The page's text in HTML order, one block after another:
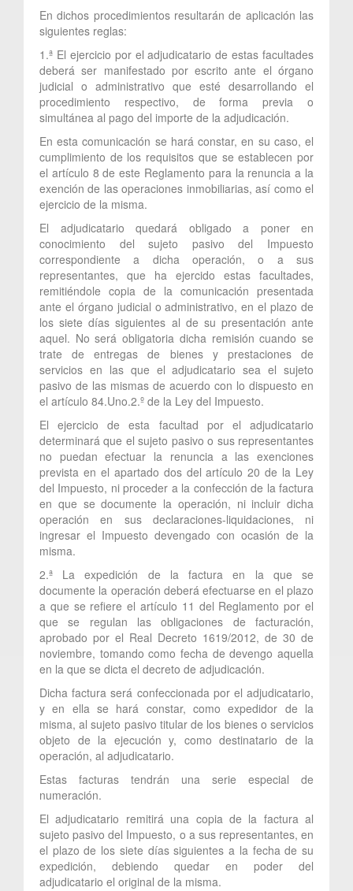
En dichos procedimientos resultarán de aplicación las
siguientes reglas:
1.ª El ejercicio por el adjudicatario de estas facultades
deberá ser manifestado por escrito ante el órgano
judicial o administrativo que esté desarrollando el
procedimiento respectivo, de forma previa o
simultánea al pago del importe de la adjudicación.
En esta comunicación se hará constar, en su caso, el
cumplimiento de los requisitos que se establecen por
el artículo 8 de este Reglamento para la renuncia a la
exención de las operaciones inmobiliarias, así como el
ejercicio de la misma.
El adjudicatario quedará obligado a poner en
conocimiento del sujeto pasivo del Impuesto
correspondiente a dicha operación, o a sus
representantes, que ha ejercido estas facultades,
remitiéndole copia de la comunicación presentada
ante el órgano judicial o administrativo, en el plazo de
los siete días siguientes al de su presentación ante
aquel. No será obligatoria dicha remisión cuando se
trate de entregas de bienes y prestaciones de
servicios en las que el adjudicatario sea el sujeto
pasivo de las mismas de acuerdo con lo dispuesto en
el artículo 84.Uno.2.º de la Ley del Impuesto.
El ejercicio de esta facultad por el adjudicatario
determinará que el sujeto pasivo o sus representantes
no puedan efectuar la renuncia a las exenciones
prevista en el apartado dos del artículo 20 de la Ley
del Impuesto, ni proceder a la confección de la factura
en que se documente la operación, ni incluir dicha
operación en sus declaraciones-liquidaciones, ni
ingresar el Impuesto devengado con ocasión de la
misma.
2.ª La expedición de la factura en la que se
documente la operación deberá efectuarse en el plazo
a que se refiere el artículo 11 del Reglamento por el
que se regulan las obligaciones de facturación,
aprobado por el Real Decreto 1619/2012, de 30 de
noviembre, tomando como fecha de devengo aquella
en la que se dicta el decreto de adjudicación.
Dicha factura será confeccionada por el adjudicatario,
y en ella se hará constar, como expedidor de la
misma, al sujeto pasivo titular de los bienes o servicios
objeto de la ejecución y, como destinatario de la
operación, al adjudicatario.
Estas facturas tendrán una serie especial de
numeración.
El adjudicatario remitirá una copia de la factura al
sujeto pasivo del Impuesto, o a sus representantes, en
el plazo de los siete días siguientes a la fecha de su
expedición, debiendo quedar en poder del
adjudicatario el original de la misma.